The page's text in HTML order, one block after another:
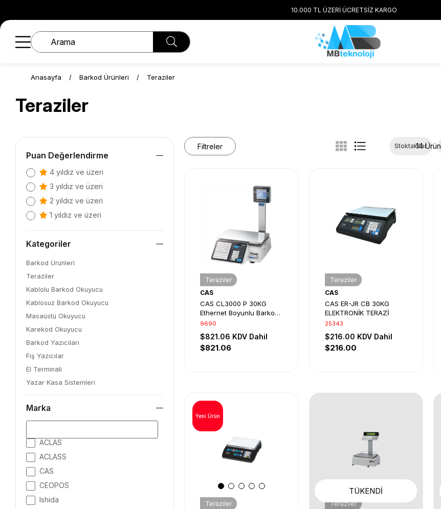
10.000 TL ÜZERİ ÜCRETSİZ KARGO
Anasayfa Barkod Ürünleri Teraziler
Teraziler
Puan Değerlendirme
4 yıldız ve üzeri
3 yıldız ve üzeri
2 yıldız ve üzeri
1 yıldız ve üzeri
Kategoriler
Barkod Ürünleri
Teraziler
Kablolu Barkod Okuyucu
Kablosuz Barkod Okuyucu
Masaüstü Okuyucu
Karekod Okuyucu
Barkod Yazıcıları
Fiş Yazıcılar
El Terminali
Yazar Kasa Sistemleri
Marka
ACLAS
ACLASS
CAS
CEOPOS
Ishida
Stoktakiler14 Ürün
Filtreler
Teraziler
CAS
CAS CL3000 P 30KG
Ethernet Boyunlu Barkod
Yazıcılı Terazi
9690
$821.06 KDV Dahil
$821.06
Teraziler
CAS
CAS ER-JR CB 30KG
ELEKTRONİK TERAZİ
25343
$216.00 KDV Dahil
$216.00
Teraziler
Yeni Ürün
TÜKENDI
Teraziler